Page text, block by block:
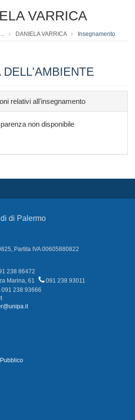
VARRICA
... DANIELA VARRICA Insegnamento
relativi all'insegnamento
non disponibile
di Palermo
Partita IVA 00605880822
238 86472
Marina, 61
091 238 93011
091 238 93666